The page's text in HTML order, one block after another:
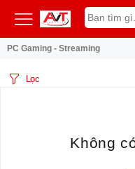
PC Gaming - Streaming
Lọc
Không